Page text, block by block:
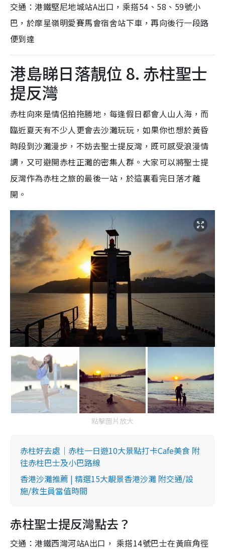
交通：​​港鐵堅尼地城站A出口，乘搭54、58、59號小
巴，於摩星嶺明愛賽馬會宿舍站下車，再向後行一段路
便到達
港島睇日落靚位 8. 赤柱聖士
提反灣
赤柱向來是情侶拍拖勝地，每逢假日都會人山人海，而
臨近夏天有不少人更會去沙灘玩玩，如果你也想於黃昏
時段到沙灘漫步，不妨去聖士提反灣，既可感受浪漫情
調，又可避開赤柱正灘的密集人群。大家可以將聖士提
反灣作為赤柱之旅的最後一站，於這裏看完日落才離
開。
點擊圖片放大
赤柱好去處｜赤柱一日遊10大景點打卡Cafe美食 附
往赤柱巴士及小巴路線
香港沙灘推薦 | 精選15大靚景香港沙灘 附交通/設
施/救生員當值時間
赤柱聖士提反灣點去？
交通：港鐵西灣河站A出口， 乘搭14號巴士在黃麻角徑